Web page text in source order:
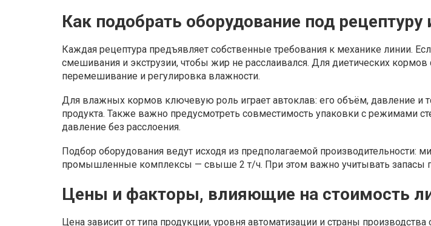
Как подобрать оборудование под
Каждая рецептура предъявляет собственные требования к механике линии.
смешивания и экструзии, чтобы жир не расслаивался. Для диетических
перемешивание и регулировка влажности.
Для влажных кормов ключевую роль играет автоклав: его объём, давление и
продукта. Также важно предусмотреть совместимость упаковки с режимами
давление без расслоения.
Подбор оборудования ведут исходя из предполагаемой производительности:
промышленные комплексы — свыше 2 т/ч. При этом важно учитывать запасы
Цены и факторы, влияющие на стоимость
Цена зависит от типа продукции, уровня автоматизации и страны